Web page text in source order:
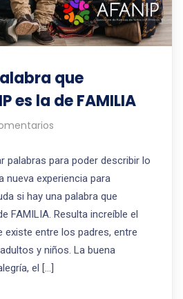
que
es la de FAMILIA
palabras para poder describir lo
nueva experiencia para
si hay una palabra que
FAMILIA. Resulta increíble el
existe entre los padres, entre
y niños. La buena
el […]